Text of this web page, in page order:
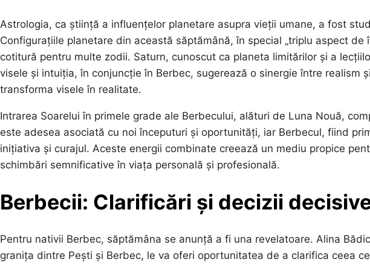
Astrologia, ca știință a influențelor planetare asupra vieții umane, a fost
Configurațiile planetare din această săptămână, în special „triplu aspect de
cotitură pentru multe zodii. Saturn, cunoscut ca planeta limitărilor și a
visele și intuiția, în conjuncție în Berbec, sugerează o sinergie între realism
transforma visele în realitate.
Intrarea Soarelui în primele grade ale Berbecului, alături de Luna Nouă,
este adesea asociată cu noi începuturi și oportunități, iar Berbecul, fiind
inițiativa și curajul. Aceste energii combinate creează un mediu propice
schimbări semnificative în viața personală și profesională.
Berbecii: Clarificări și decizii
Pentru nativii Berbec, săptămâna se anunță a fi una revelatoare. Alina
granița dintre Pești și Berbec, le va oferi oportunitatea de a clarifica ceea